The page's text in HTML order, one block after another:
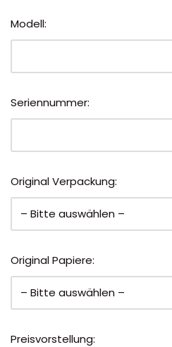
Modell:
Seriennummer:
Original Verpackung:
Original Papiere:
Preisvorstellung: